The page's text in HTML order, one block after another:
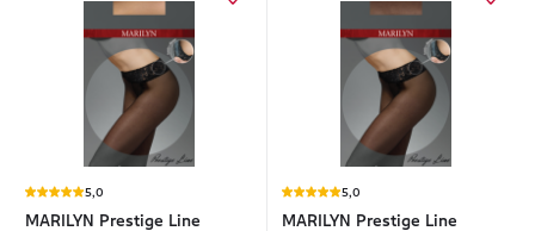
5,0
MARILYN Prestige Line
5,0
MARILYN Prestige Line